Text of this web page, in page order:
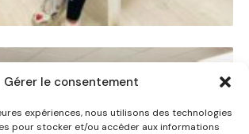
Gérer le consentement
expériences, nous utilisons des technologies
pour stocker et/ou accéder aux informations